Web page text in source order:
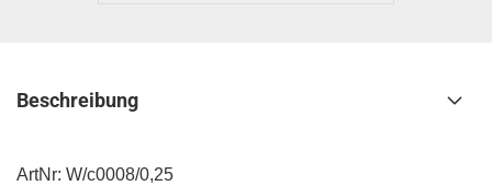
Beschreibung
ArtNr: W/c0008/0,25